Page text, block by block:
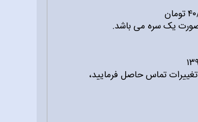
یک سره می باشد.
تماس حاصل فرمایید،